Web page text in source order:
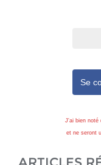
Se
J'ai bien noté
et ne seront